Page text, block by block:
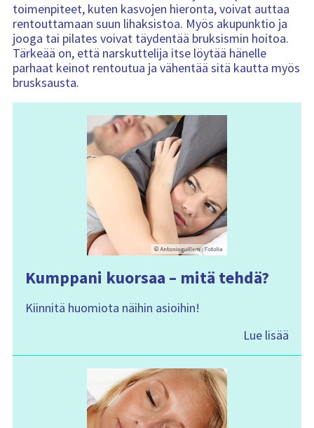
toimenpiteet, kuten kasvojen hieronta, voivat auttaa
rentouttamaan suun lihaksistoa. Myös akupunktio ja
jooga tai pilates voivat täydentää bruksismin hoitoa.
Tärkeää on, että narskuttelija itse löytää hänelle
parhaat keinot rentoutua ja vähentää sitä kautta myös
brusksausta.
Kumppani kuorsaa – mitä tehdä?
Kiinnitä huomiota näihin asioihin!
Lue lisää